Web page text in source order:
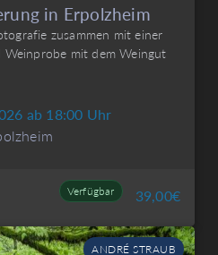
in Erpolzheim
zusammen mit einer
mit dem Weingut
ab 18:00 Uhr
Verfügbar 39,00€
ANDRÉ STRAUB